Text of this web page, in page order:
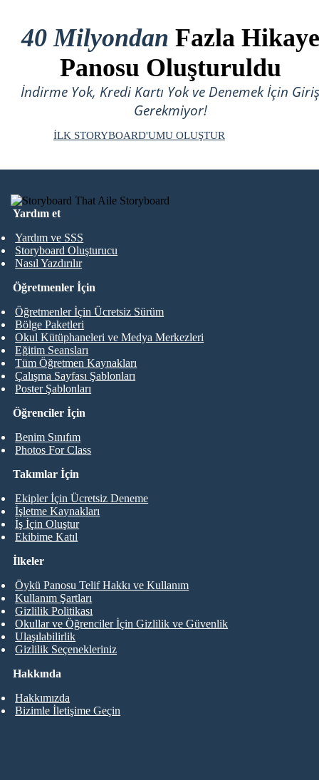
40 Milyondan Fazla Hikaye
Panosu Oluşturuldu
İndirme Yok, Kredi Kartı Yok ve Denemek İçin Giriş
Gerekmiyor!
İLK STORYBOARD'UMU OLUŞTUR
Yardım et
Yardım ve SSS
Storyboard Oluşturucu
Nasıl Yazdırılır
Öğrenciler İçin
Benim Sınıfım
Photos For Class
Öğretmenler İçin
Öğretmenler İçin Ücretsiz Sürüm
Bölge Paketleri
Okul Kütüphaneleri ve Medya Merkezleri
Eğitim Seansları
Tüm Öğretmen Kaynakları
Çalışma Sayfası Şablonları
Poster Şablonları
Takımlar İçin
Ekipler İçin Ücretsiz Deneme
İşletme Kaynakları
İş İçin Oluştur
Ekibime Katıl
Hakkında
Hakkımızda
Bizimle İletişime Geçin
İlkeler
Öykü Panosu Telif Hakkı ve Kullanım
Kullanım Şartları
Gizlilik Politikası
Okullar ve Öğrenciler İçin Gizlilik ve Güvenlik
Ulaşılabilirlik
Gizlilik Seçenekleriniz